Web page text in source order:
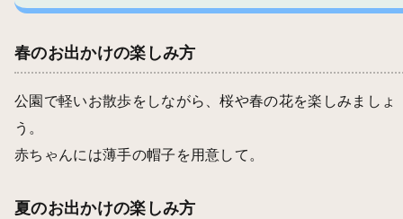
春のお出かけの楽しみ方
公園で軽いお散歩をしながら、桜や春の花を楽しみましょ
う。
赤ちゃんには薄手の帽子を用意して。
夏のお出かけの楽しみ方